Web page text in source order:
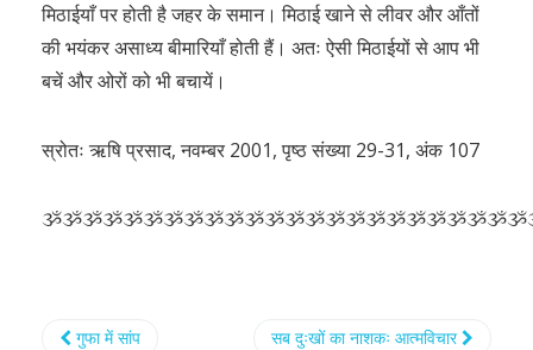
मिठाईयाँ पर होती है जहर के समान। मिठाई खाने से लीवर और आँतों
की भयंकर असाध्य बीमारियाँ होती हैं। अतः ऐसी मिठाईयों से आप भी
बचें और ओरों को भी बचायें।
स्रोतः ऋषि प्रसाद, नवम्बर 2001, पृष्ठ संख्या 29-31, अंक 107
गुफा में सांप सब दुःखों का नाशकः आत्मविचार